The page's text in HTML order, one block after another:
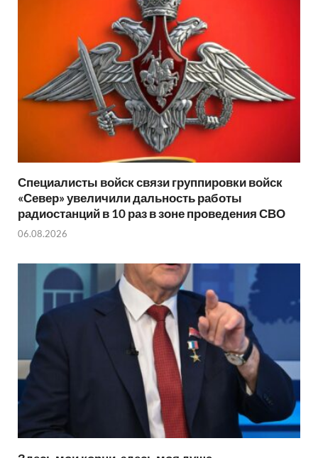
Специалисты войск связи группировки войск
«Север» увеличили дальность работы
радиостанций в 10 раз в зоне проведения СВО
06.08.2026